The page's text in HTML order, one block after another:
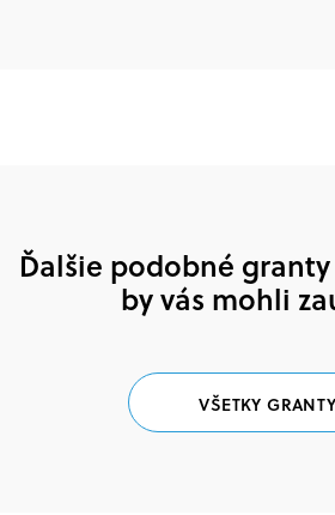
Ďalšie podobné
by vás mohli
VŠETKY GRANTY